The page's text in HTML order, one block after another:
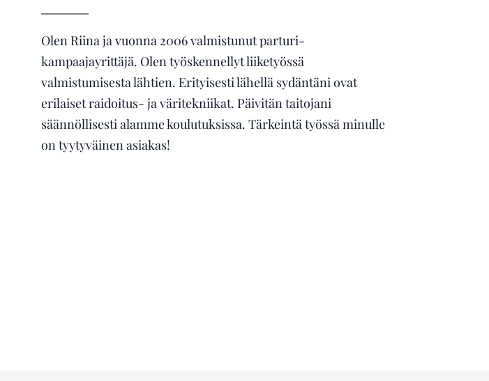
Olen Riina ja vuonna 2006 valmistunut parturi-
kampaajayrittäjä. Olen työskennellyt liiketyössä
valmistumisesta lähtien. Erityisesti lähellä sydäntäni ovat
erilaiset raidoitus- ja väritekniikat. Päivitän taitojani
säännöllisesti alamme koulutuksissa. Tärkeintä työssä minulle
on tyytyväinen asiakas!